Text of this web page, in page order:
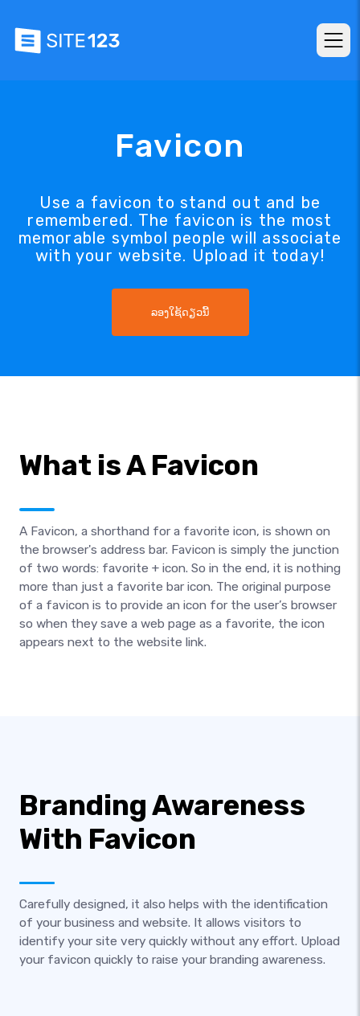
Favicon
Use a favicon to stand out and be
remembered. The favicon is the most
memorable symbol people will associate
with your website. Upload it today!
ລອງໃຊ້ດຽວນີ້
What is A Favicon
A Favicon, a shorthand for a favorite icon, is shown on
the browser's address bar. Favicon is simply the junction
of two words: favorite + icon. So in the end, it is nothing
more than just a favorite bar icon. The original purpose
of a favicon is to provide an icon for the user’s browser
so when they save a web page as a favorite, the icon
appears next to the website link.
Branding Awareness
With Favicon
Carefully designed, it also helps with the identification
of your business and website. It allows visitors to
identify your site very quickly without any effort. Upload
your favicon quickly to raise your branding awareness.